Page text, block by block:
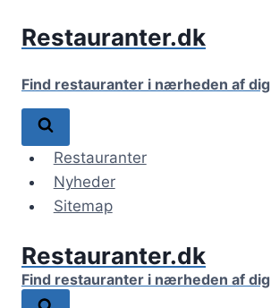
Restauranter.dk
Find restauranter i nærheden af dig
Restauranter
Nyheder
Sitemap
Restauranter.dk
Find restauranter i nærheden af dig